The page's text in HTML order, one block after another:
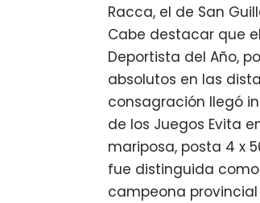
Racca, el de San
Cabe destacar que
Deportista del Año,
absolutos en las
consagración llegó
de los Juegos Evita
mariposa, posta 4 x
fue distinguida
campeona